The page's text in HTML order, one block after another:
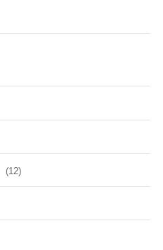
(12)